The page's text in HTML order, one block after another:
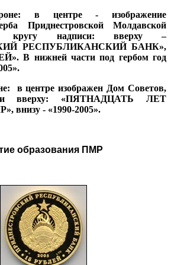
в центре - изображение
Приднестровской Молдавской
кругу надписи: вверху –
РЕСПУБЛИКАНСКИЙ БАНК»,
В нижней части под гербом год
в центре изображен Дом Советов,
вверху: «ПЯТНАДЦАТЬ ЛЕТ
- «1990-2005».
образования ПМР